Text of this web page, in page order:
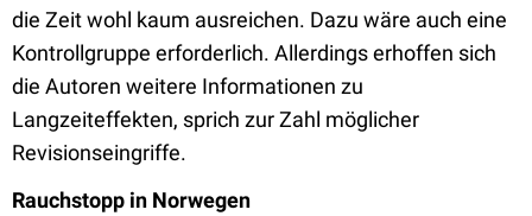
die Zeit wohl kaum ausreichen. Dazu wäre auch eine
Kontrollgruppe erforderlich. Allerdings erhoffen sich
die Autoren weitere Informationen zu
Langzeiteffekten, sprich zur Zahl möglicher
Revisionseingriffe.
Rauchstopp in Norwegen